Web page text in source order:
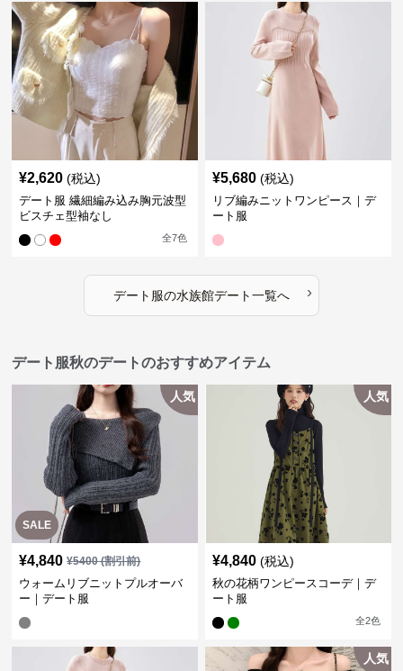
¥2,620 (税込)
デート服 繊細編み込み胸元波型
ビスチェ型袖なし
全7色
¥5,680 (税込)
リブ編みニットワンピース｜デ
ート服
デート服の水族館デート一覧へ ›
デート服秋のデートのおすすめアイテム
SALE
人気
¥4,840 ¥5400(割引前)
ウォームリブニットプルオーバ
ー｜デート服
人気
¥4,840 (税込)
秋の花柄ワンピースコーデ｜デ
ート服
全2色
人気